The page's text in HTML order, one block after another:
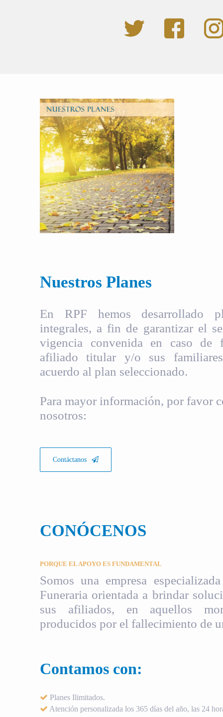
Nuestros Planes
En RPF hemos desarrollado
integrales, a fin de garantizar el
vigencia convenida en caso de
afiliado titular y/o sus
acuerdo al plan seleccionado.
Para mayor información, por favor
nosotros:
Contáctanos
CONÓCENOS
PORQUE EL APOYO ES FUNDAMENTAL
Somos una empresa
Funeraria orientada a brindar
sus afiliados, en aquellos
producidos por el fallecimiento de
Contamos con:
Planes Ilimitados.
Atención personalizada los 365 días del año, las 24